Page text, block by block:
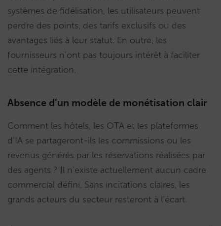
systèmes de fidélisation, les utilisateurs peuvent
perdre des points, des tarifs exclusifs ou des
avantages liés à leur statut. En outre, les
fournisseurs n’ont pas toujours intérêt à faciliter
cette intégration.
Absence d’un modèle de monétisation clair
Comment les hôtels, les OTA et les plateformes
d’IA se partageront-ils les commissions ou les
revenus générés par les réservations réalisées par
des agents ? Il n’existe actuellement aucun cadre
commercial défini. Sans incitations claires, les
grands acteurs du secteur resteront à l’écart.